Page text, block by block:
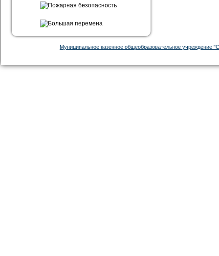
Муниципальное казенное общеобразовательное учреждение